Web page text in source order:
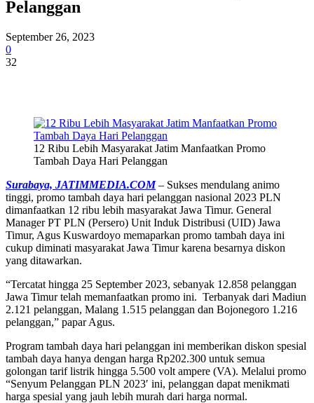
Pelanggan
September 26, 2023
0
32
12 Ribu Lebih Masyarakat Jatim Manfaatkan Promo
Tambah Daya Hari Pelanggan
Surabaya, JATIMMEDIA.COM– Sukses mendulang animo
tinggi, promo tambah daya hari pelanggan nasional 2023 PLN
dimanfaatkan 12 ribu lebih masyarakat Jawa Timur. General
Manager PT PLN (Persero) Unit Induk Distribusi (UID) Jawa
Timur, Agus Kuswardoyo memaparkan promo tambah daya ini
cukup diminati masyarakat Jawa Timur karena besarnya diskon
yang ditawarkan.
“Tercatat hingga 25 September 2023, sebanyak 12.858 pelanggan
Jawa Timur telah memanfaatkan promo ini. Terbanyak dari Madiun
2.121 pelanggan, Malang 1.515 pelanggan dan Bojonegoro 1.216
pelanggan,” papar Agus.
Program tambah daya hari pelanggan ini memberikan diskon spesial
tambah daya hanya dengan harga Rp202.300 untuk semua
golongan tarif listrik hingga 5.500 volt ampere (VA). Melalui promo
“Senyum Pelanggan PLN 2023′ ini, pelanggan dapat menikmati
harga spesial yang jauh lebih murah dari harga normal.